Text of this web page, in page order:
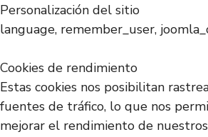
Personalización del sitio
language, remember_user,
Cookies de rendimiento
Estas cookies nos posibilitan
fuentes de tráfico, lo que nos
mejorar el rendimiento de